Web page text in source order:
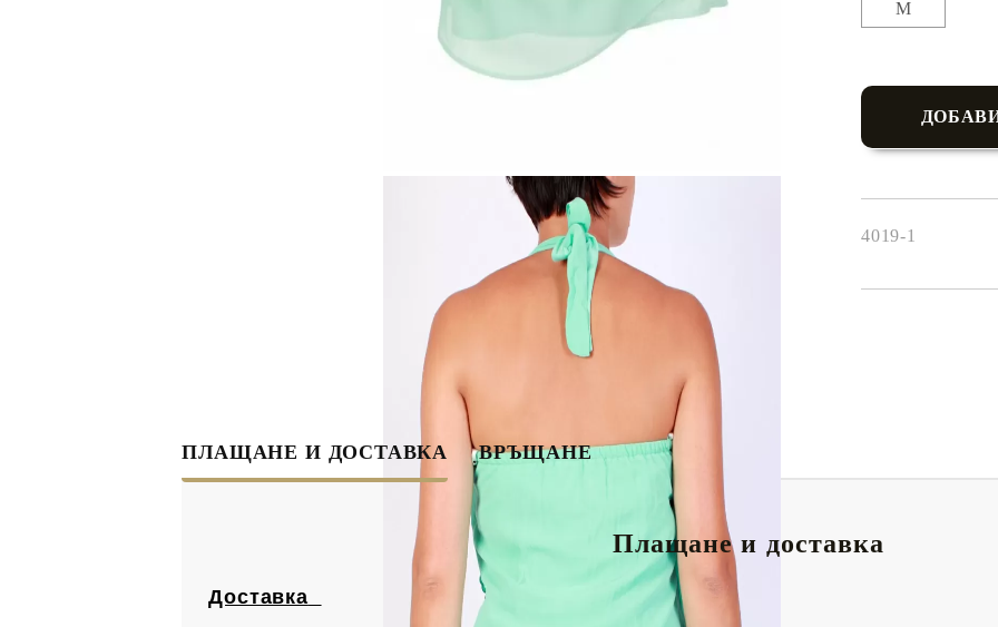
M
4019-1
ПЛАЩАНЕ И ДОСТАВКА ВРЪЩАНЕ
Плащане и доставка
Доставка